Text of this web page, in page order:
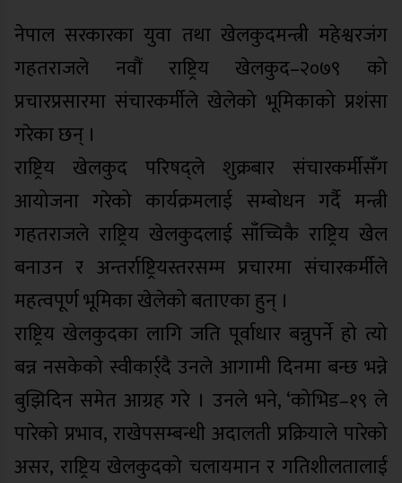
नेपाल सरकारका युवा तथा खेलकुदमन्त्री महेश्वरजंग
गहतराजले नवौं राष्ट्रिय खेलकुद–२०७९ को
प्रचारप्रसारमा संचारकर्मीले खेलेको भूमिकाको प्रशंसा
गरेका छन् ।
राष्ट्रिय खेलकुद परिषद्ले शुक्रबार संचारकर्मीसँग
आयोजना गरेको कार्यक्रमलाई सम्बोधन गर्दै मन्त्री
गहतराजले राष्ट्रिय खेलकुदलाई साँच्चिकै राष्ट्रिय खेल
बनाउन र अन्तर्राष्ट्रियस्तरसम्म प्रचारमा संचारकर्मीले
महत्वपूर्ण भूमिका खेलेको बताएका हुन् ।
राष्ट्रिय खेलकुदका लागि जति पूर्वाधार बन्नुपर्ने हो त्यो
बन्न नसकेको स्वीकार्र्दै उनले आगामी दिनमा बन्छ भन्ने
बुझिदिन समेत आग्रह गरे । उनले भने, ‘कोभिड–१९ ले
पारेको प्रभाव, राखेपसम्बन्धी अदालती प्रक्रियाले पारेको
असर, राष्ट्रिय खेलकुदको चलायमान र गतिशीलतालाई